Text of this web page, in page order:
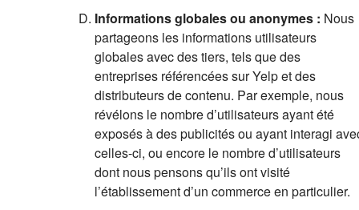
Informations globales ou anonymes : Nous
partageons les informations utilisateurs
globales avec des tiers, tels que des
entreprises référencées sur Yelp et des
distributeurs de contenu. Par exemple, nous
révélons le nombre d’utilisateurs ayant été
exposés à des publicités ou ayant interagi
celles-ci, ou encore le nombre d’utilisateurs
dont nous pensons qu’ils ont visité
l’établissement d’un commerce en particulier.